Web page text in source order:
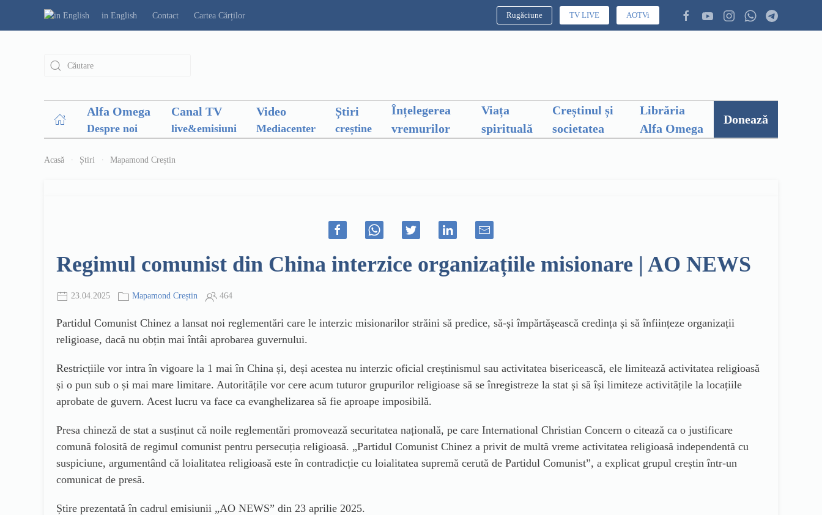
in English Contact Cartea Cărților Rugăciune TV LIVE AOTVi
Alfa Omega
Despre noi
Canal TV
live&emisiuni
Video
Mediacenter
Știri
creștine
Înțelegerea
vremurilor
Viața
spirituală
Creștinul și
societatea
Librăria
Alfa Omega
Donează
Acasă Știri Mapamond Creștin
Regimul comunist din China interzice organizațiile misionare | AO NEWS
23.04.2025 Mapamond Creștin 464
Partidul Comunist Chinez a lansat noi reglementări care le interzic misionarilor străini să predice, să-și împărtășească credința și să înființeze organizații
religioase, dacă nu obțin mai întâi aprobarea guvernului.
Restricțiile vor intra în vigoare la 1 mai în China și, deși acestea nu interzic oficial creștinismul sau activitatea bisericească, ele limitează activitatea religioasă
și o pun sub o și mai mare limitare. Autoritățile vor cere acum tuturor grupurilor religioase să se înregistreze la stat și să își limiteze activitățile la locațiile
aprobate de guvern. Acest lucru va face ca evanghelizarea să fie aproape imposibilă.
Presa chineză de stat a susținut că noile reglementări promovează securitatea națională, pe care International Christian Concern o citează ca o justificare
comună folosită de regimul comunist pentru persecuția religioasă. „Partidul Comunist Chinez a privit de multă vreme activitatea religioasă independentă cu
suspiciune, argumentând că loialitatea religioasă este în contradicție cu loialitatea supremă cerută de Partidul Comunist”, a explicat grupul creștin într-un
comunicat de presă.
Știre prezentată în cadrul emisiunii „AO NEWS” din 23 aprilie 2025.